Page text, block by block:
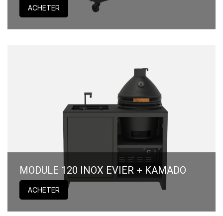
ACHETER
MODULE 120 INOX EVIER + KAMADO
ACHETER